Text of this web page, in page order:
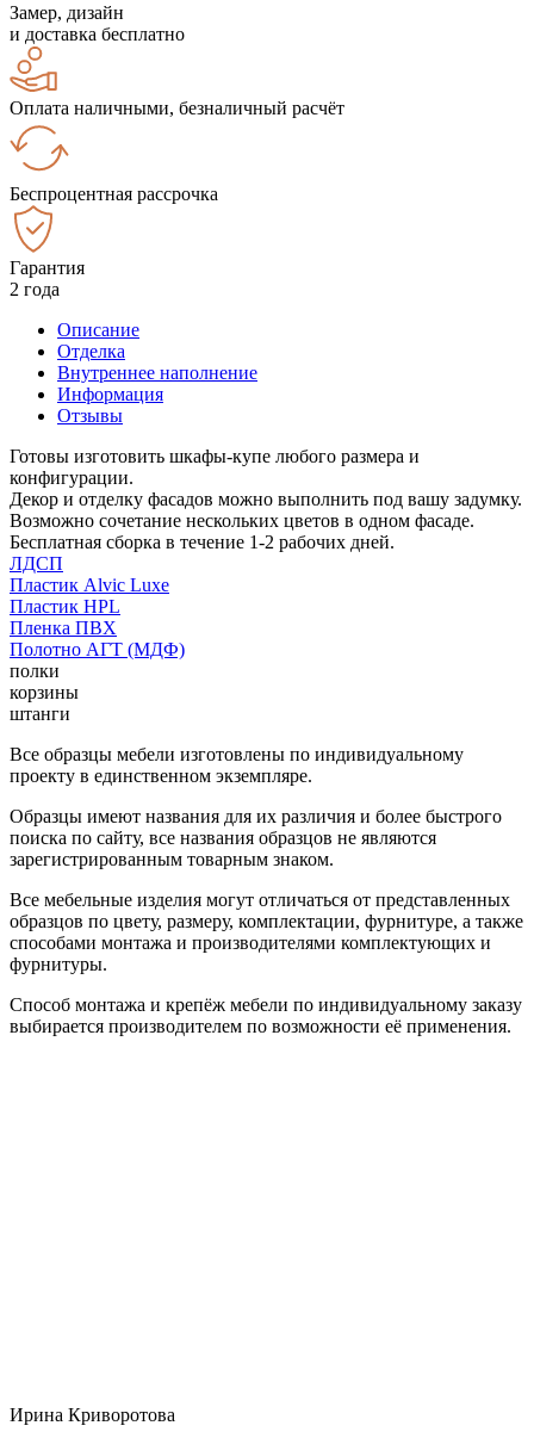
Замер, дизайн
и доставка бесплатно
Оплата наличными, безналичный расчёт
Беспроцентная рассрочка
Гарантия
2 года
Описание
Отделка
Внутреннее наполнение
Информация
Отзывы
Готовы изготовить шкафы-купе любого размера и
конфигурации.
Декор и отделку фасадов можно выполнить под вашу задумку.
Возможно сочетание нескольких цветов в одном фасаде.
Бесплатная сборка в течение 1-2 рабочих дней.
ЛДСП
Пластик Alvic Luxe
Пластик HPL
Пленка ПВХ
Полотно АГТ (МДФ)
полки
корзины
штанги
Все образцы мебели изготовлены по индивидуальному
проекту в единственном экземпляре.
Образцы имеют названия для их различия и более быстрого
поиска по сайту, все названия образцов не являются
зарегистрированным товарным знаком.
Все мебельные изделия могут отличаться от представленных
образцов по цвету, размеру, комплектации, фурнитуре, а также
способами монтажа и производителями комплектующих и
фурнитуры.
Способ монтажа и крепёж мебели по индивидуальному заказу
выбирается производителем по возможности её применения.
Ирина Криворотова